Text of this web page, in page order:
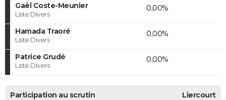
Gaël Coste-Meunier
Liste Divers
0,00%
Hamada Traoré
Liste Divers
0,00%
Patrice Grudé
Liste Divers
0,00%
Participation au scrutin Liercourt